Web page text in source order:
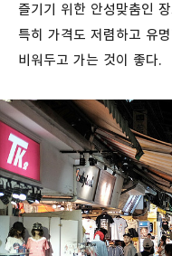
즐기기 위한 안성맞춤인
특히 가격도 저렴하고 유
비워두고 가는 것이 좋다.